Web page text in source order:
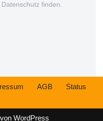
finden.
AGB
Status
WordPress